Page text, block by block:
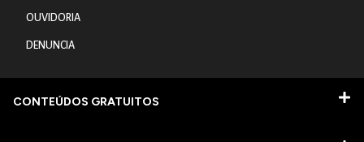
OUVIDORIA
DENUNCIA
CONTEÚDOS GRATUITOS